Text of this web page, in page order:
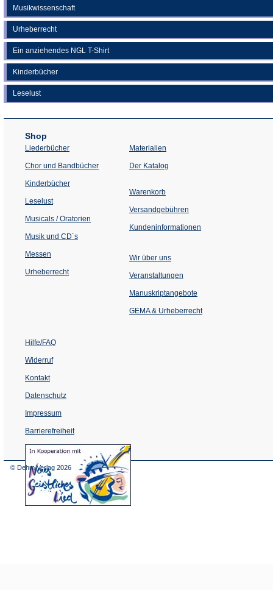
Musikwissenschaft
Urheberrecht
Ein anziehendes NGL T-Shirt
Kinderbücher
Leselust
Shop
Liederbücher
Chor und Bandbücher
Kinderbücher
Leselust
Musicals / Oratorien
Musik und CD´s
Messen
Urheberrecht
Materialien
Der Katalog
Warenkorb
Versandgebühren
Kundeninformationen
Wir über uns
Veranstaltungen
einem
Tab)
Manuskriptangebote
GEMA & Urheberrecht
Hilfe/FAQ
Widerruf
Kontakt
Datenschutz
Impressum
Barrierefreiheit
(Öffnet
in
© Dehm Verlag 2026